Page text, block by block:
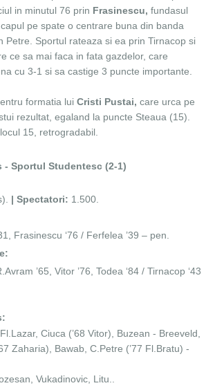
in minutul 76 prin Frasinescu, fundasul
pe spate o centrare buna din banda
Petre. Sportul rateaza si ea prin Tirnacop si
ce sa mai faca in fata gazdelor, care
cu 3-1 si sa castige 3 puncte importante.
formatia lui Cristi Pustai, care urca pe
rezultat, egaland la puncte Steaua (15).
15, retrogradabil.
- Sportul Studentesc (2-1)
| Spectatori: 1.500.
Frasinescu ‘76 / Ferfelea ’39 – pen.
’65, Vitor ’76, Todea ‘84 / Tirnacop ‘43
Ciuca (’68 Vitor), Buzean - Breeveld,
Zaharia), Bawab, C.Petre (’77 Fl.Bratu) -
Vukadinovic, Litu..